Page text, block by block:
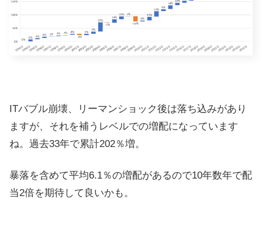
ITバブル崩壊、リーマンショック後は落ち込みがあり
ますが、それを補うレベルでの増配になっています
ね。過去33年で累計202％増。
暴落を含めて平均6.1％の増配があるので10年数年で配
当2倍を期待して良いかも。